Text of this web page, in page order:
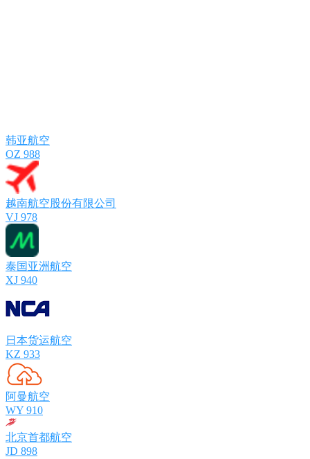
韩亚航空
OZ 988
越南航空股份有限公司
VJ 978
泰国亚洲航空
XJ 940
日本货运航空
KZ 933
阿曼航空
WY 910
北京首都航空
JD 898